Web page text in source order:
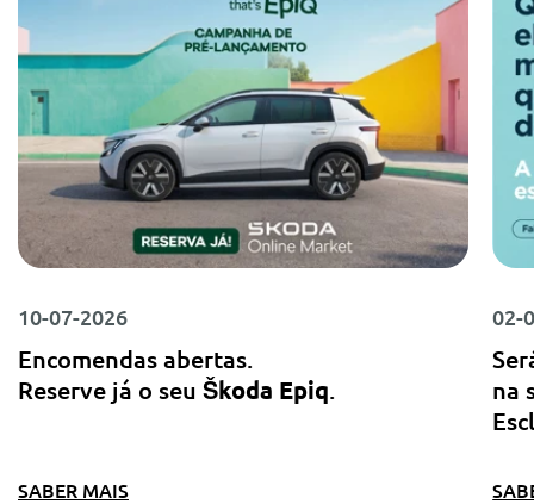
10-07-2026
Encomendas abertas.
Reserve já o seu Škoda Epiq.
SABER MAIS
02-
na